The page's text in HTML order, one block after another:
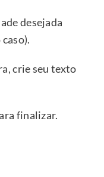
desejada
crie seu texto
finalizar.